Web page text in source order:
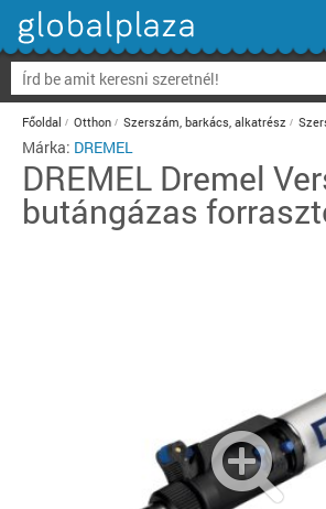
Főoldal Otthon Szerszám, barkács, alkatrész
Márka: DREMEL
DREMEL Dremel
butángázas